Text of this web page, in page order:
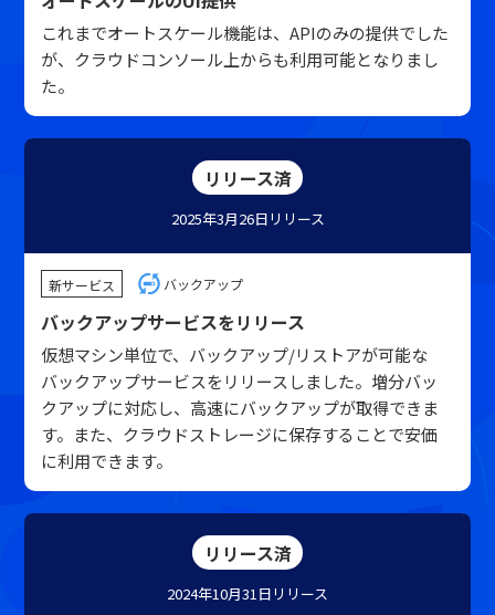
これまでオートスケール機能は、APIのみの提供でした
が、クラウドコンソール上からも利用可能となりまし
た。
リリース済
2025年3月26日リリース
新サービス バックアップ
バックアップサービスをリリース
仮想マシン単位で、バックアップ/リストアが可能な
バックアップサービスをリリースしました。増分バッ
クアップに対応し、高速にバックアップが取得できま
す。また、クラウドストレージに保存することで安価
に利用できます。
リリース済
2024年10月31日リリース